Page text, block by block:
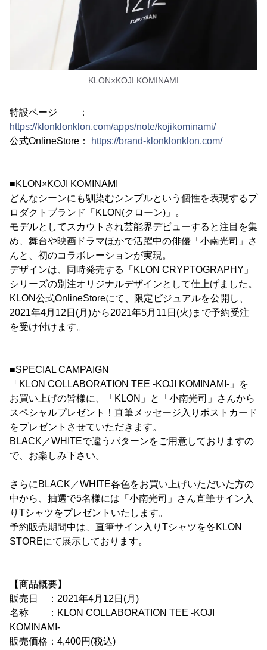
KLON×KOJI KOMINAMI
特設ページ ：
https://klonklonklon.com/apps/note/kojikominami/
公式OnlineStore：
https://brand-klonklonklon.com/
■KLON×KOJI KOMINAMI
どんなシーンにも馴染むシンプルという個性を表現するプ
ロダクトブランド「KLON(クローン)」。
モデルとしてスカウトされ芸能界デビューすると注目を集
め、舞台や映画ドラマほかで活躍中の俳優「小南光司」さ
んと、初のコラボレーションが実現。
デザインは、同時発売する「KLON CRYPTOGRAPHY」
シリーズの別注オリジナルデザインとして仕上げました。
KLON公式OnlineStoreにて、限定ビジュアルを公開し、
2021年4月12日(月)から2021年5月11日(火)まで予約受注
を受け付けます。
■SPECIAL CAMPAIGN
「KLON COLLABORATION TEE -KOJI KOMINAMI-」を
お買い上げの皆様に、「KLON」と「小南光司」さんから
スペシャルプレゼント！直筆メッセージ入りポストカード
をプレゼントさせていただきます。
BLACK／WHITEで違うパターンをご用意しておりますの
で、お楽しみ下さい。
さらにBLACK／WHITE各色をお買い上げいただいた方の
中から、抽選で5名様には「小南光司」さん直筆サイン入
りTシャツをプレゼントいたします。
予約販売期間中は、直筆サイン入りTシャツを各KLON
STOREにて展示しております。
【商品概要】
販売日 ：2021年4月12日(月)
名称 ：KLON COLLABORATION TEE -KOJI
KOMINAMI-
販売価格：4,400円(税込)